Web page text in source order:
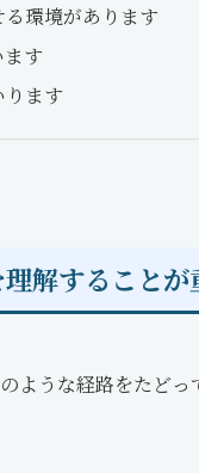
環境があります
す
ます
解することが
ような経路をたど